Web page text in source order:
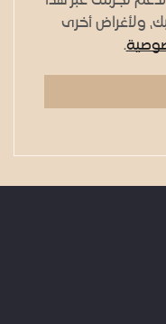
ولأغراض أخرى
.